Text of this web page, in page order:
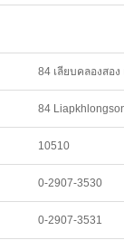
84 เลียบคลองสอ
84
10510
0-2907-3530
0-2907-3531